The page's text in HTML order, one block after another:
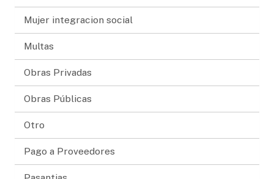
Mujer integracion social
Multas
Obras Privadas
Obras Públicas
Otro
Pago a Proveedores